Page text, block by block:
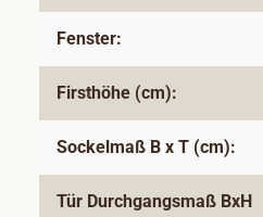
Fenster:
Firsthöhe (cm):
Sockelmaß B x T (cm):
Tür Durchgangsmaß BxH